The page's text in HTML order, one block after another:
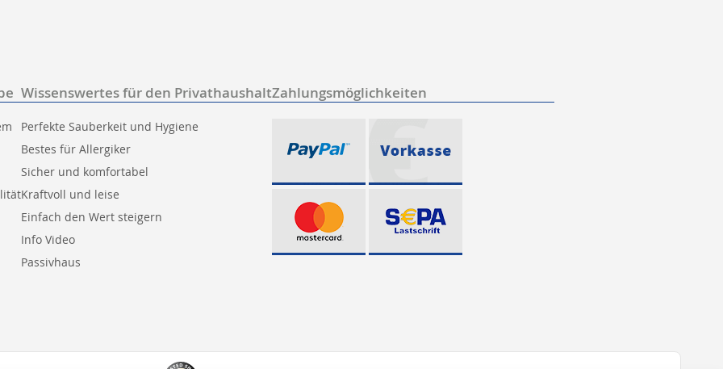
Wissenswertes für den Privathaushalt
Perfekte Sauberkeit und Hygiene
Bestes für Allergiker
Sicher und komfortabel
Kraftvoll und leise
Einfach den Wert steigern
Info Video
Passivhaus
Zahlungsmöglichkeiten